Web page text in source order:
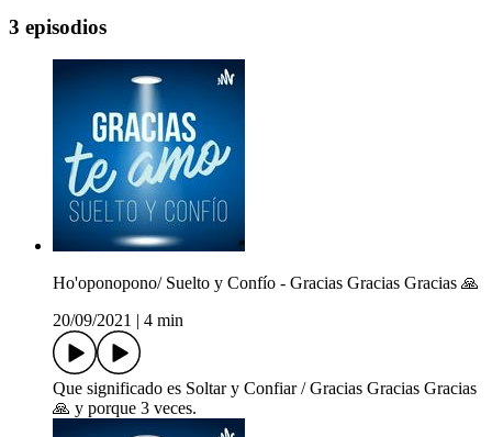
3 episodios
Ho'oponopono/ Suelto y Confío - Gracias Gracias Gracias 🙏
20/09/2021
4 min
Que significado es Soltar y Confiar / Gracias Gracias Gracias
🙏 y porque 3 veces.